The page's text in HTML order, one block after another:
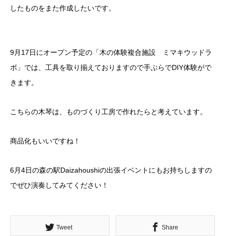
したものをまた作成したいです。
9月17日にオープン予定の「木の体験複合施設 ミマキウッドラ
ボ」では、工具を取り揃えておりますので手ぶらでDIY体験がで
きます。
こちらの木琴は、ものづくり工房で作れたらと考えています。
商品化もいいですね！
6月4日の森の駅Daizahoushiの出張イベントにもお持ちしますの
でぜひ演奏してみてください！
Tweet Share